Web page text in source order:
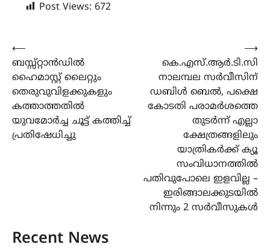
Post Views: 672
Post
navigation
⟵
ബസ്സ്റ്റാൻഡിൽ
ഹൈമാസ്റ്റ് ലൈറ്റും
തെരുവുവിളക്കുകളും
കത്താത്തതിൽ
യുവമോർച്ച ചൂട്ട് കത്തിച്ച്
പ്രതിഷേധിച്ചു
കെ.എസ്.ആർ.ടി.സി
നാലമ്പല സർവീസിന്
ഡബിൾ ബെൽ, പക്ഷെ
കോടതി പരാമർശത്തെ
തുടർന്ന് എല്ലാ
ക്ഷേത്രങ്ങളിലും
യാത്രികർക്ക് ക്യൂ
സംവിധാനത്തിൽ
പതിവുപോലെ ഇളവില്ല –
ഇരിങ്ങാലക്കുടയിൽ
നിന്നും 2 സർവീസുകൾ
⟶
Recent News